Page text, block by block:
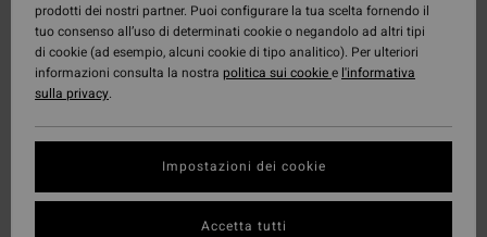
prodotti dei nostri partner. Puoi configurare la tua scelta fornendo il
tuo consenso all’uso di determinati cookie o negandolo ad altri tipi
di cookie (ad esempio, alcuni cookie di tipo analitico). Per ulteriori
informazioni consulta la nostra politica sui cookiee l'informativa
sulla privacy.
Impostazioni dei cookie
Accetta tutti